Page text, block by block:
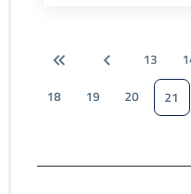
13
18
19 20 21